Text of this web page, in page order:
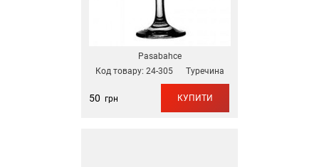
Pasabahce
Код товару: 24-305 Туречина
50 грн КУПИТИ